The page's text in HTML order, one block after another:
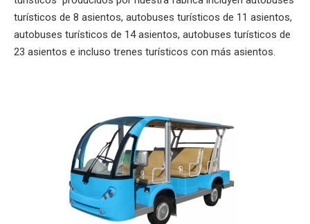
turísticos de 8 asientos, autobuses turísticos de 11 asientos,
autobuses turísticos de 14 asientos, autobuses turísticos de
23 asientos e incluso trenes turísticos con más asientos.